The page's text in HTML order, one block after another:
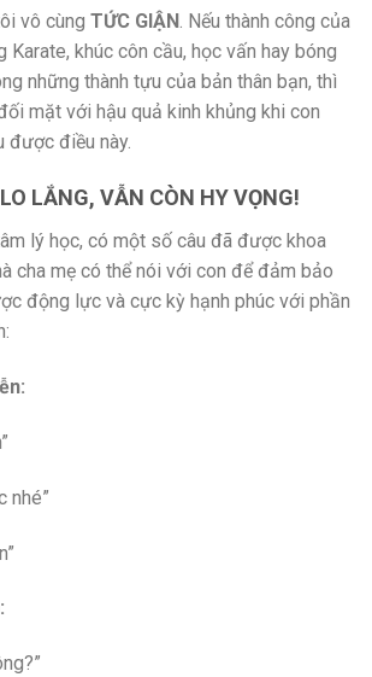
vô cùng TỨC GIẬN . Nếu thành công của
Karate, khúc côn cầu, học vấn hay bóng
những thành tựu của bản thân bạn, thì
mặt với hậu quả kinh khủng khi con
được điều này.
LẮNG, VẪN CÒN HY VỌNG!
lý học, có một số câu đã được khoa
cha mẹ có thể nói với con để đảm bảo
động lực và cực kỳ hạnh phúc với phần
nhé”